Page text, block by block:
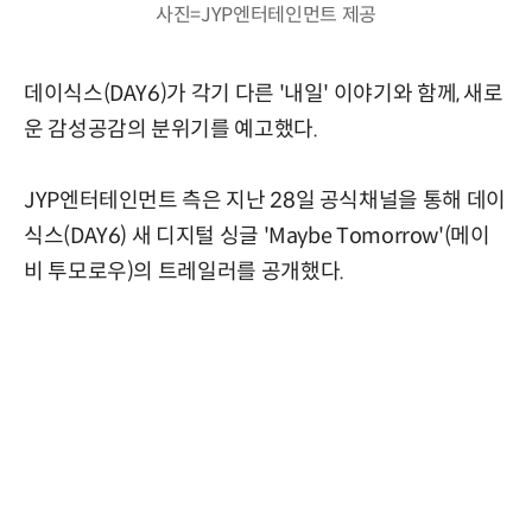
사진=JYP엔터테인먼트 제공
데이식스(DAY6)가 각기 다른 '내일' 이야기와 함께, 새로
운 감성공감의 분위기를 예고했다.
JYP엔터테인먼트 측은 지난 28일 공식채널을 통해 데이
식스(DAY6) 새 디지털 싱글 'Maybe Tomorrow'(메이
비 투모로우)의 트레일러를 공개했다.